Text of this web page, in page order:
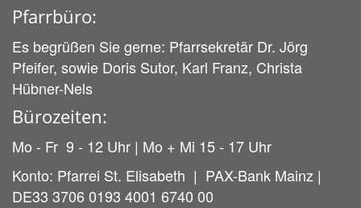
Pfarrbüro:
Es begrüßen Sie gerne: Pfarrsekretär Dr. Jörg
Pfeifer, sowie Doris Sutor, Karl Franz, Christa
Hübner-Nels
Bürozeiten:
Mo - Fr 9 - 12 Uhr | Mo + Mi 15 - 17 Uhr
Konto: Pfarrei St. Elisabeth | PAX-Bank Mainz |
DE33 3706 0193 4001 6740 00